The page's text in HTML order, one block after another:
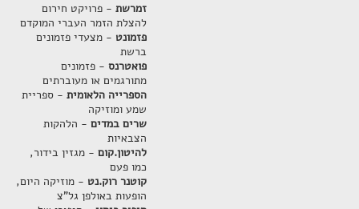
זמרשת- פרויקט חירום
להצלת הזמר העברי המוקדם
פזמונט - מצעדי פזמונים
ברשת
פואטרנס- פזמונים
מתורגמים או מעוברתים
הספרייה הלאומית- ספריית
שמע ומוזיקה
שרים במדים- הלהקות
הצבאיות
להיטון.קום- מגזין בידור,
כמו פעם
קוטנר רוק.נט - מוזיקה היום,
הופעות באולפן גל"צ